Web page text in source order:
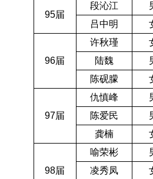
95届
段沁江
吕中明
96届
许秋瑾
陆魏
陈砚朦
97届
仇慎峰
陈爱民
龚楠
98届
喻荣彬
凌秀凤